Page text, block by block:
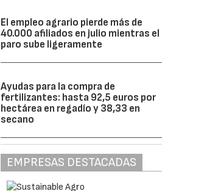
El empleo agrario pierde más de
40.000 afiliados en julio mientras el
paro sube ligeramente
Ayudas para la compra de
fertilizantes: hasta 92,5 euros por
hectárea en regadío y 38,33 en
secano
EMPRESAS DESTACADAS